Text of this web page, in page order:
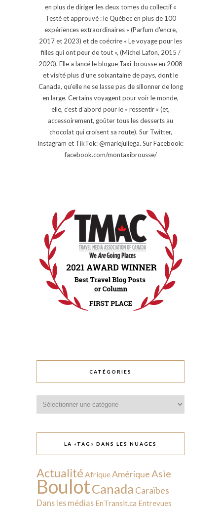
en plus de diriger les deux tomes du collectif «
Testé et approuvé : le Québec en plus de 100
expériences extraordinaires » (Parfum d'encre,
2017 et 2023) et de coécrire « Le voyage pour les
filles qui ont peur de tout », (Michel Lafon, 2015 /
2020). Elle a lancé le blogue Taxi-brousse en 2008
et visité plus d'une soixantaine de pays, dont le
Canada, qu'elle ne se lasse pas de sillonner de long
en large. Certains voyagent pour voir le monde,
elle, c’est d’abord pour le « ressentir » (et,
accessoirement, goûter tous les desserts au
chocolat qui croisent sa route). Sur Twitter,
Instagram et TikTok: @mariejuliega. Sur Facebook:
facebook.com/montaxibrousse/
CATÉGORIES
LA «TAG» DANS LES NUAGES
Actualité AfriqueAmérique Asie
BoulotCanada Caraïbes
Dans les médias EnTransit.ca Entrevues